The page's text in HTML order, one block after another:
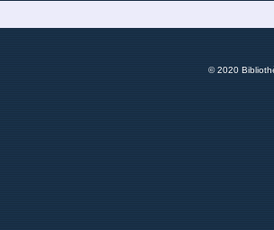
© 2020